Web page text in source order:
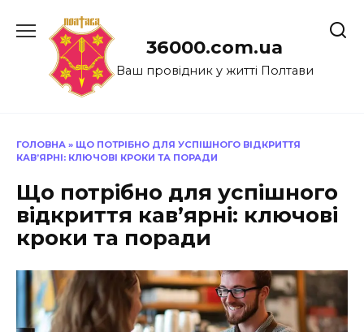
до
36000.com.ua
Ваш провідник у житті Полтави
ГОЛОВНА » ЩО ПОТРІБНО ДЛЯ УСПІШНОГО ВІДКРИТТЯ
КАВ’ЯРНІ: КЛЮЧОВІ КРОКИ ТА ПОРАДИ
Що потрібно для успішного
відкриття кав’ярні: ключові
кроки та поради